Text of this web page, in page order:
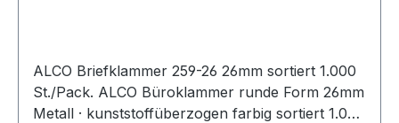
ALCO Briefklammer 259-26 26mm sortiert 1.000
St./Pack. ALCO Büroklammer runde Form 26mm
Metall · kunststoffüberzogen farbig sortiert 1.000